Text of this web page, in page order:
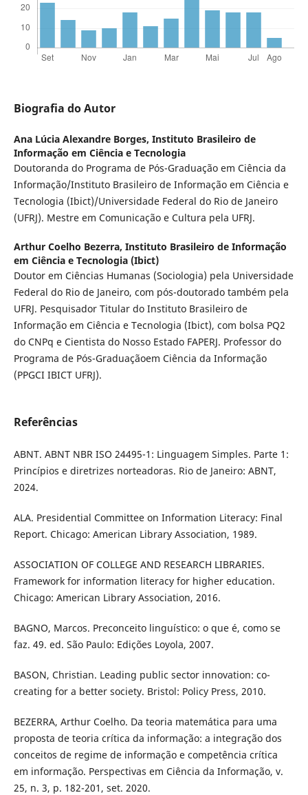
Biografia do Autor
Ana Lúcia Alexandre Borges, Instituto Brasileiro de
Informação em Ciência e Tecnologia
Doutoranda do Programa de Pós-Graduação em Ciência da
Informação/Instituto Brasileiro de Informação em Ciência e
Tecnologia (Ibict)/Universidade Federal do Rio de Janeiro
(UFRJ). Mestre em Comunicação e Cultura pela UFRJ.
Arthur Coelho Bezerra, Instituto Brasileiro de Informação
em Ciência e Tecnologia (Ibict)
Doutor em Ciências Humanas (Sociologia) pela Universidade
Federal do Rio de Janeiro, com pós-doutorado também pela
UFRJ. Pesquisador Titular do Instituto Brasileiro de
Informação em Ciência e Tecnologia (Ibict), com bolsa PQ2
do CNPq e Cientista do Nosso Estado FAPERJ. Professor do
Programa de Pós-Graduaçãoem Ciência da Informação
(PPGCI IBICT UFRJ).
Referências
ABNT. ABNT NBR ISO 24495-1: Linguagem Simples. Parte 1:
Princípios e diretrizes norteadoras. Rio de Janeiro: ABNT,
2024.
ALA. Presidential Committee on Information Literacy: Final
Report. Chicago: American Library Association, 1989.
ASSOCIATION OF COLLEGE AND RESEARCH LIBRARIES.
Framework for information literacy for higher education.
Chicago: American Library Association, 2016.
BAGNO, Marcos. Preconceito linguístico: o que é, como se
faz. 49. ed. São Paulo: Edições Loyola, 2007.
BASON, Christian. Leading public sector innovation: co-
creating for a better society. Bristol: Policy Press, 2010.
BEZERRA, Arthur Coelho. Da teoria matemática para uma
proposta de teoria crítica da informação: a integração dos
conceitos de regime de informação e competência crítica
em informação. Perspectivas em Ciência da Informação, v.
25, n. 3, p. 182-201, set. 2020.